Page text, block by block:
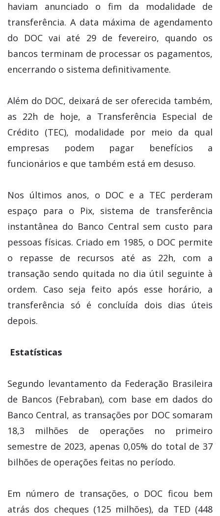
haviam anunciado o fim da modalidade de
transferência. A data máxima de agendamento
do DOC vai até 29 de fevereiro, quando os
bancos terminam de processar os pagamentos,
encerrando o sistema definitivamente.
Além do DOC, deixará de ser oferecida também,
as 22h de hoje, a Transferência Especial de
Crédito (TEC), modalidade por meio da qual
empresas podem pagar benefícios a
funcionários e que também está em desuso.
Nos últimos anos, o DOC e a TEC perderam
espaço para o Pix, sistema de transferência
instantânea do Banco Central sem custo para
pessoas físicas. Criado em 1985, o DOC permite
o repasse de recursos até as 22h, com a
transação sendo quitada no dia útil seguinte à
ordem. Caso seja feito após esse horário, a
transferência só é concluída dois dias úteis
depois.
Estatísticas
Segundo levantamento da Federação Brasileira
de Bancos (Febraban), com base em dados do
Banco Central, as transações por DOC somaram
18,3 milhões de operações no primeiro
semestre de 2023, apenas 0,05% do total de 37
bilhões de operações feitas no período.
Em número de transações, o DOC ficou bem
atrás dos cheques (125 milhões), da TED (448